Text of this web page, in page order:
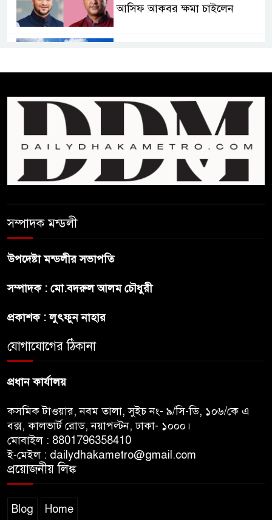
আসিফ আকবর ক্ষমা চাইলেন
প্রথম শ্রেণি ছাড়া অন্য সব শ্রেণিতে
হবে ভর্তি পরীক্ষা: শিক্ষা মন্ত্রণালয়
কাউকে অসম্মান করতে নয়,
জনগনের অধিকার আদায়ে এসেছিঃ
জামাতের আমির
বন্ধুত্ব : ব্রেট লি
সম্পাদক মন্ডলী
উপদেষ্টা মন্ডলীর সভাপতি
সম্পাদক : মো.বদরুল আলম চৌধুরী
প্রকাশক : লুৎফুন নাহার
যোগাযোগের ঠিকানা
প্রধান কার্যালয়
কসমিক টাওয়ার, নবম তালা, সুইচ নং- ৯/সি-ডি, ১০৬/কে এ
বক্স, কালভার্ট রোড, নয়াপল্টন, ঢাকা- ১০০০।
মোবাইল : 8801796358410
ই-মেইল : dailydhakametro@gmail.com
প্রয়োজনীয় লিঙ্ক
Blog Home